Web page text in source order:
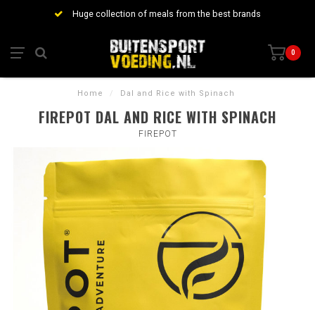
Huge collection of meals from the best brands
0
Home / Dal and Rice with Spinach
FIREPOT DAL AND RICE WITH SPINACH
FIREPOT